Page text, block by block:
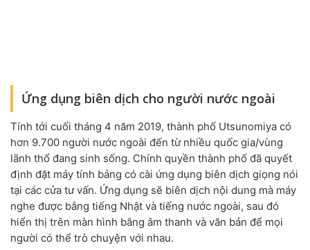
Ứng dụng biên dịch cho người nước ngoài
Tính tới cuối tháng 4 năm 2019, thành phố Utsunomiya có
hơn 9.700 người nước ngoài đến từ nhiều quốc gia/vùng
lãnh thổ đang sinh sống. Chính quyền thành phố đã quyết
định đặt máy tính bảng có cài ứng dụng biên dịch giọng nói
tại các cửa tư vấn. Ứng dụng sẽ biên dịch nội dung mà máy
nghe được bằng tiếng Nhật và tiếng nước ngoài, sau đó
hiển thị trên màn hình bằng âm thanh và văn bản để mọi
người có thể trò chuyện với nhau.